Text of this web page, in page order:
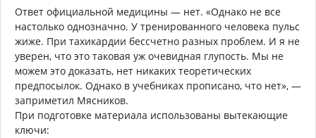
Ответ официальной медицины — нет. «Однако не все
настолько однозначно. У тренированного человека пульс
жиже. При тахикардии бессчетно разных проблем. И я не
уверен, что это таковая уж очевидная глупость. Мы не
можем это доказать, нет никаких теоретических
предпосылок. Однако в учебниках прописано, что нет», —
заприметил Мясников.
При подготовке материала использованы вытекающие
ключи: